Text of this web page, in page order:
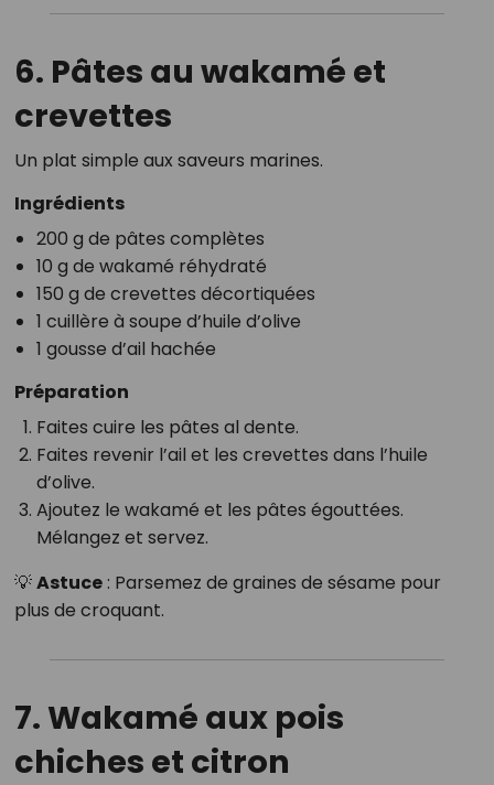
6. Pâtes au wakamé et
crevettes
Un plat simple aux saveurs marines.
Ingrédients
200 g de pâtes complètes
10 g de wakamé réhydraté
150 g de crevettes décortiquées
1 cuillère à soupe d’huile d’olive
1 gousse d’ail hachée
Préparation
Faites cuire les pâtes al dente.
Faites revenir l’ail et les crevettes dans l’huile
d’olive.
Ajoutez le wakamé et les pâtes égouttées.
Mélangez et servez.
💡Astuce: Parsemez de graines de sésame pour
plus de croquant.
7. Wakamé aux pois
chiches et citron